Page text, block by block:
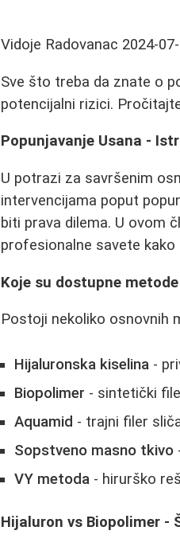
Vidoje Radovanac 2024-
Sve što treba da znate o
potencijalni rizici.
Popunjavanje Usana -
U potrazi za savršenim
intervencijama poput
biti prava dilema. U ovom
profesionalne savete
Koje su dostupne
Postoji nekoliko osnovnih
Hijaluronska kiselina -
Biopolimer - sintetički
Aquamid - trajni filer
Sopstveno masno tkivo
VY metoda - hirurško
Hijaluron vs Biopolimer -